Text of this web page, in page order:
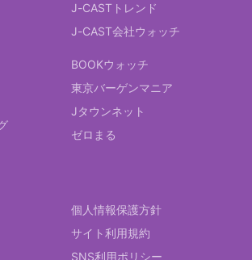
J-CASTトレンド
J-CAST会社ウォッチ
BOOKウォッチ
東京バーゲンマニア
Jタウンネット
ゼロまる
個人情報保護方針
サイト利用規約
SNS利用ポリシー